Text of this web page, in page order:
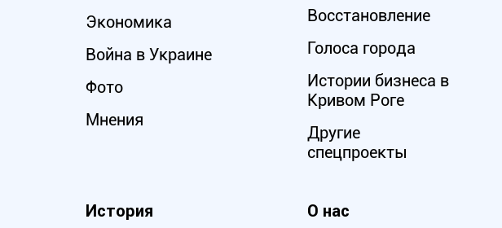
Экономика
Война в Украине
Фото
Мнения
Восстановление
Голоса города
Истории бизнеса в
Кривом Роге
Другие
спецпроекты
История О нас